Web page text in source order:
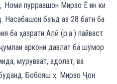
Номи пурраашон Мирзо Ё ин ки
баъд аз 28 батн ба
ба ҳазрати Алӣ (р.а.) пайваст
аркони давлат ба шумор
мурувват, адолат, ва
Бобояш ҳ. Мирзо Ҷон